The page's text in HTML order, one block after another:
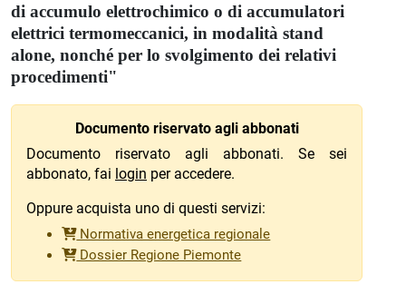
di accumulo elettrochimico o di accumulatori
elettrici termomeccanici, in modalità stand
alone, nonché per lo svolgimento dei relativi
procedimenti"
Documento riservato agli abbonati
Documento riservato agli abbonati. Se sei
abbonato, fai login per accedere.
Oppure acquista uno di questi servizi:
Normativa energetica regionale
Dossier Regione Piemonte